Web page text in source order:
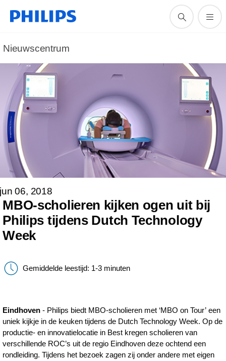
Nieuwscentrum
jun 06, 2018
MBO-scholieren kijken ogen uit bij
Philips tijdens Dutch Technology
Week
Gemiddelde leestijd: 1-3 minuten
Eindhoven - Philips biedt MBO-scholieren met ‘MBO on Tour’ een
uniek kijkje in de keuken tijdens de Dutch Technology Week. Op de
productie- en innovatielocatie in Best kregen scholieren van
verschillende ROC’s uit de regio Eindhoven deze ochtend een
rondleiding. Tijdens het bezoek zagen zij onder andere met eigen